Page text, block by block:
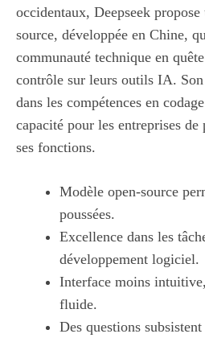
occidentaux, Deepseek
source, développée en Chine,
communauté technique en
contrôle sur leurs outils IA.
dans les compétences en
capacité pour les entreprises
ses fonctions.
Modèle open-source
poussées.
Excellence dans les
développement logiciel.
Interface moins
fluide.
Des questions